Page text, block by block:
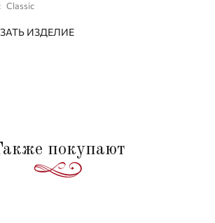
Classic
ИЗДЕЛИЕ
покупают